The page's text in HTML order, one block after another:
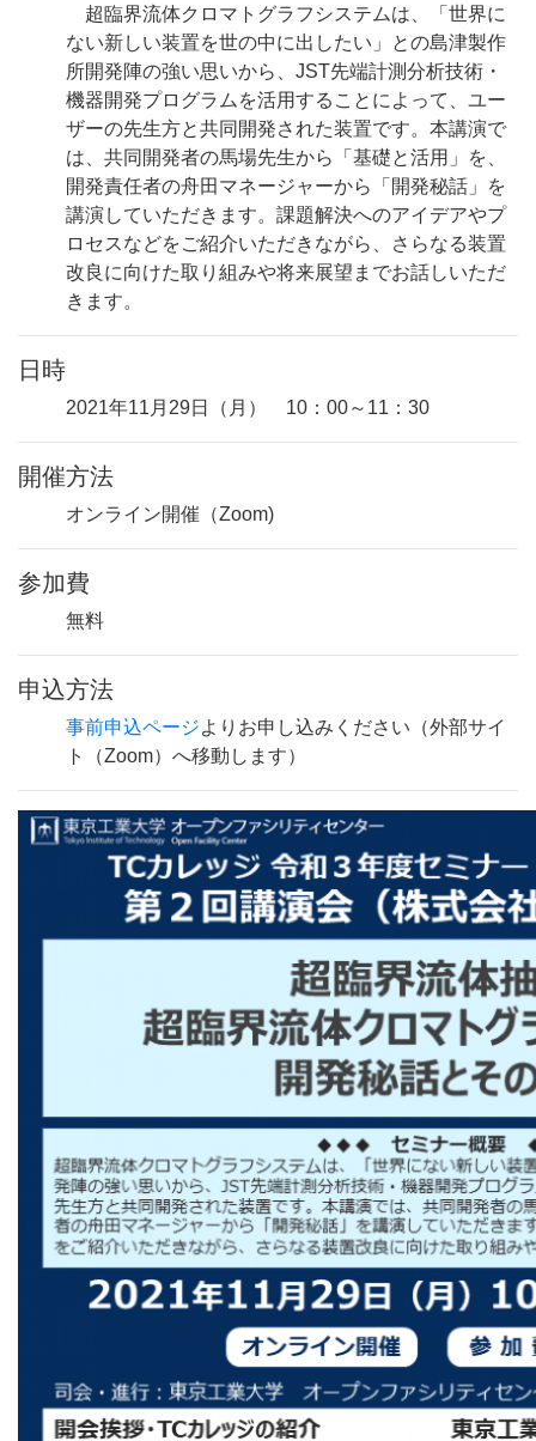
超臨界流体クロマトグラフシステムは、「世界に
ない新しい装置を世の中に出したい」との島津製作
所開発陣の強い思いから、JST先端計測分析技術・
機器開発プログラムを活用することによって、ユー
ザーの先生方と共同開発された装置です。本講演で
は、共同開発者の馬場先生から「基礎と活用」を、
開発責任者の舟田マネージャーから「開発秘話」を
講演していただきます。課題解決へのアイデアやプ
ロセスなどをご紹介いただきながら、さらなる装置
改良に向けた取り組みや将来展望までお話しいただ
きます。
日時
2021年11月29日（月） 10：00～11：30
開催方法
オンライン開催（Zoom)
参加費
無料
申込方法
事前申込ページよりお申し込みください（外部サイ
ト（Zoom）へ移動します）